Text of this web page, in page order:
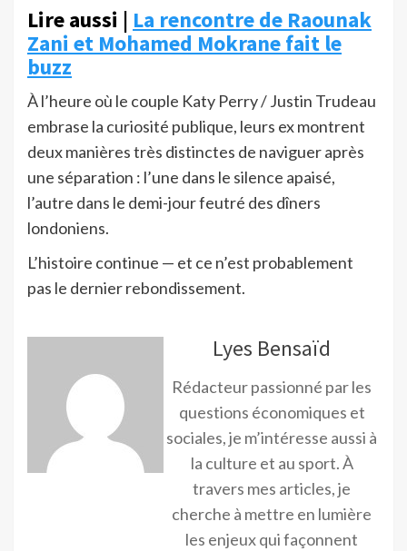
Lire aussi | La rencontre de Raounak
Zani et Mohamed Mokrane fait le
buzz
À l’heure où le couple Katy Perry / Justin Trudeau
embrase la curiosité publique, leurs ex montrent
deux manières très distinctes de naviguer après
une séparation : l’une dans le silence apaisé,
l’autre dans le demi-jour feutré des dîners
londoniens.
L’histoire continue — et ce n’est probablement
pas le dernier rebondissement.
Lyes Bensaïd
Rédacteur passionné par les
questions économiques et
sociales, je m’intéresse aussi à
la culture et au sport. À
travers mes articles, je
cherche à mettre en lumière
les enjeux qui façonnent